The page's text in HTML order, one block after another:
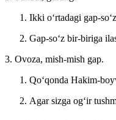
Ikki oʻrtadagi gap-
Gap-soʻz bir-biriga
3. Ovoza, mish-mish gap.
Qoʻqonda Hakim-
Agar sizga ogʻir